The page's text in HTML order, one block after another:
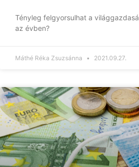
Tényleg felgyorsulhat a
az évben?
Máthé Réka Zsuzsánna 2021.09.27.